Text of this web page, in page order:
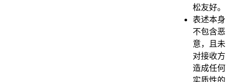
松友好。
表述本身
不包含恶
意，且未
对接收方
造成任何
实质性的